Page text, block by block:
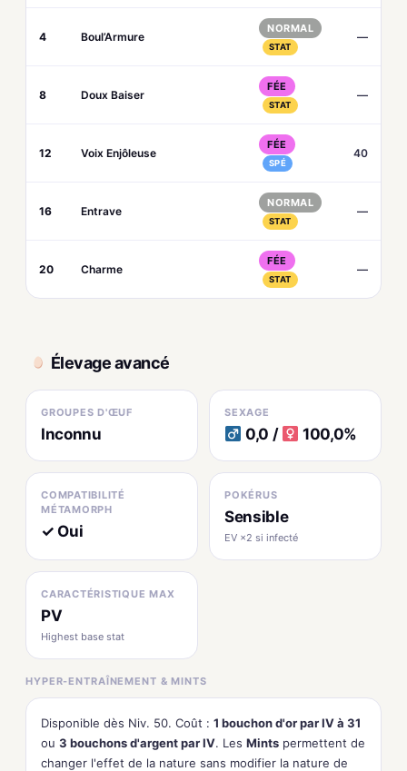
4 Boul’Armure
NORMAL
STAT
—
8 Doux Baiser
FÉE
STAT
—
12 Voix Enjôleuse
FÉE
SPÉ
40
16 Entrave
NORMAL
STAT
—
20 Charme
FÉE
STAT
—
Élevage avancé
GROUPES D'ŒUF
Inconnu
SEXAGE
0,0 / 100,0%
COMPATIBILITÉ
MÉTAMORPH
✓ Oui
POKÉRUS
Sensible
EV ×2 si infecté
CARACTÉRISTIQUE MAX
PV
Highest base stat
HYPER-ENTRAÎNEMENT & MINTS
Disponible dès Niv. 50. Coût : 1 bouchon d'or par IV à 31
ou 3 bouchons d'argent par IV. Les Mints permettent de
changer l'effet de la nature sans modifier la nature de